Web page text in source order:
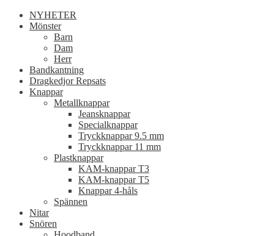
NYHETER
Mönster
Barn
Dam
Herr
Bandkantning
Dragkedjor Repsats
Knappar
Metallknappar
Jeansknappar
Specialknappar
Tryckknappar 9.5 mm
Tryckknappar 11 mm
Plastknappar
KAM-knappar T3
KAM-knappar T5
Knappar 4-håls
Spännen
Nitar
Snören